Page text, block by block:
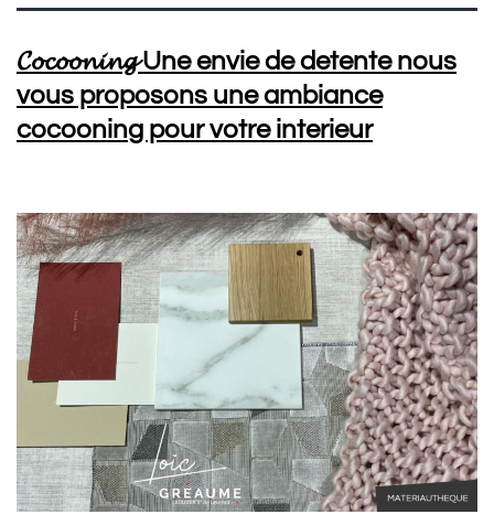
𝓒𝓸𝓬𝓸𝓸𝓷𝓲𝓷𝓰 Une envie de detente nous
vous proposons une ambiance
cocooning pour votre interieur